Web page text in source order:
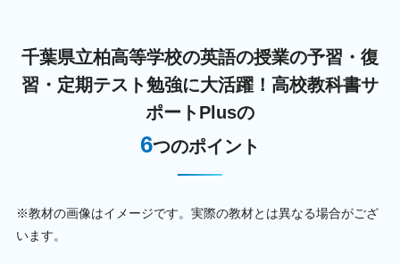
千葉県立柏高等学校の英語の授業の予習・復
習・定期テスト勉強に大活躍！ 高校教科書サ
ポートPlusの
6つのポイント
※教材の画像はイメージです。実際の教材とは異なる場合がござ
います。